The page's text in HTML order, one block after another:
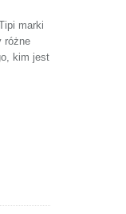
marki
różne
kim jest